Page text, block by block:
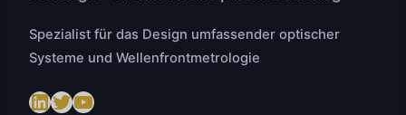
Spezialist für das Design umfassender optischer
Systeme und Wellenfrontmetrologie
LinkedIn Twitter https://www.youtube.com/@SenslogicS.L.